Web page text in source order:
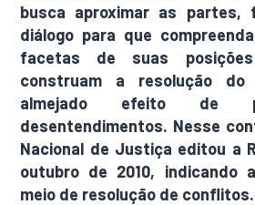
busca aproximar as partes,
diálogo para que
facetas de suas
construam a resolução
almejado efeito de
desentendimentos. Nesse
Nacional de Justiça editou a
outubro de 2010, indicando
meio de resolução de conflitos.